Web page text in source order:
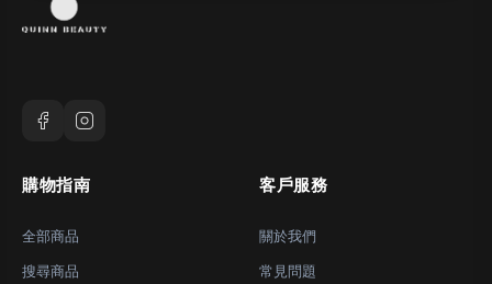
購物指南
全部商品
搜尋商品
客戶服務
關於我們
常見問題